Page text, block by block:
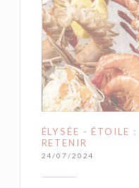
ÉLYSÉE - ÉTOILE
RETENIR
24/07/2024